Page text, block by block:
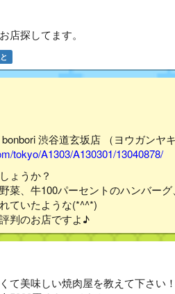
店探してます。
渋谷道玄坂店 （ヨウガンヤ
tokyo/A1303/A130301/13040878/
ょうか？
菜、牛100パーセントのハンバー
ていたような(*^^*)
判のお店ですよ♪
て美味しい焼肉屋を教えて下さい！